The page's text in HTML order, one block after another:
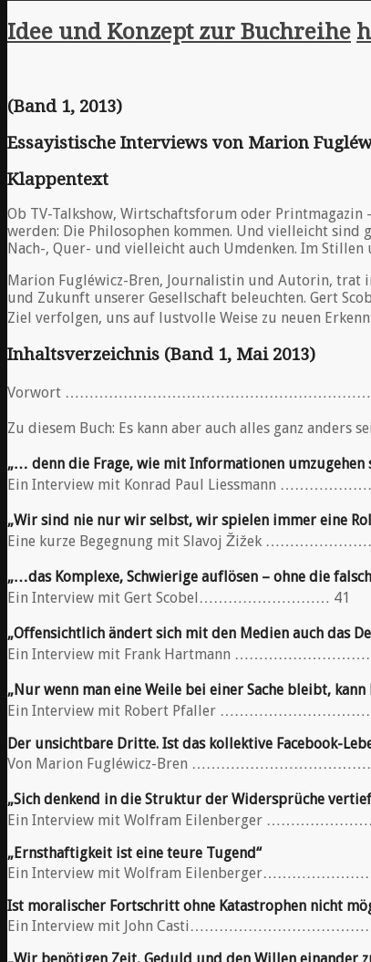
Idee und Konzept zur Buchreihe
(Band 1, 2013)
Essayistische Interviews von Marion
Klappentext
Ob TV-Talkshow, Wirtschaftsforum oder Printmagazin
werden: Die Philosophen kommen. Und vielleicht sind
Nach-, Quer- und vielleicht auch Umdenken. Im
Marion Fugléwicz-Bren, Journalistin und Autorin, trat
und Zukunft unserer Gesellschaft beleuchten. Gert
Ziel verfolgen, uns auf lustvolle Weise zu neuen
Inhaltsverzeichnis (Band 1, Mai 2013)
Vorwort
Zu diesem Buch: Es kann aber auch alles ganz
„… denn die Frage, wie mit Informationen
Ein Interview mit Konrad Paul Liessmann
„Wir sind nie nur wir selbst, wir spielen immer eine
Eine kurze Begegnung mit Slavoj Žižek
„…das Komplexe, Schwierige auflösen – ohne die
Ein Interview mit Gert Scobel……………………… 41
„Offensichtlich ändert sich mit den Medien auch das
Ein Interview mit Frank Hartmann
„Nur wenn man eine Weile bei einer Sache bleibt,
Ein Interview mit Robert Pfaller
Der unsichtbare Dritte. Ist das kollektive Facebook-
Von Marion Fugléwicz-Bren
„Sich denkend in die Struktur der Widersprüche
Ein Interview mit Wolfram Eilenberger
„Ernsthaftigkeit ist eine teure Tugend“
Ein Interview mit Wolfram
Ist moralischer Fortschritt ohne Katastrophen nicht
Ein Interview mit John